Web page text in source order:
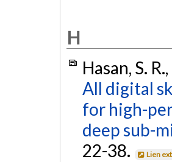
H
Hasan, S.
All digital
for high-
deep sub-
22-38.
Lien